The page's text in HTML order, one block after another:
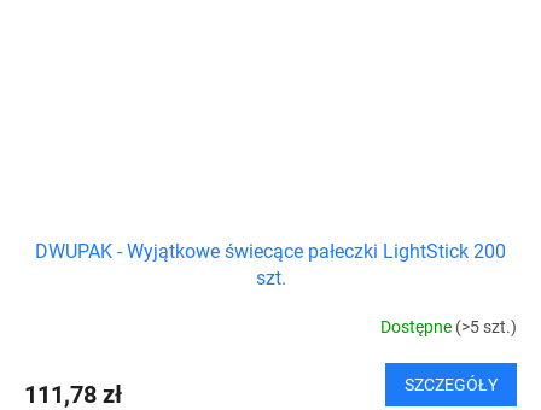
DWUPAK - Wyjątkowe świecące pałeczki LightStick 200
szt.
Dostępne (>5 szt.)
111,78 zł SZCZEGÓŁY